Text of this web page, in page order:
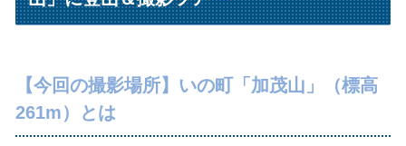
【今回の撮影場所】いの町「加茂山」
（標高
261m）
とは